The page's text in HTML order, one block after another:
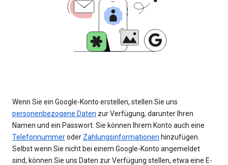
Wenn Sie ein Google-Konto erstellen, stellen Sie uns
personenbezogene Daten zur Verfügung, darunter Ihren
Namen und ein Passwort. Sie können Ihrem Konto auch eine
Telefonnummeroder Zahlungsinformationen hinzufügen.
Selbst wenn Sie nicht bei einem Google-Konto angemeldet
sind, können Sie uns Daten zur Verfügung stellen, etwa eine E-